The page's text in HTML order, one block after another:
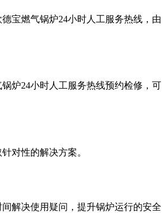
宝燃气锅炉24小时人工服务热线，由
炉24小时人工服务热线预约检修，可
对性的解决方案。
解决使用疑问，提升锅炉运行的安全